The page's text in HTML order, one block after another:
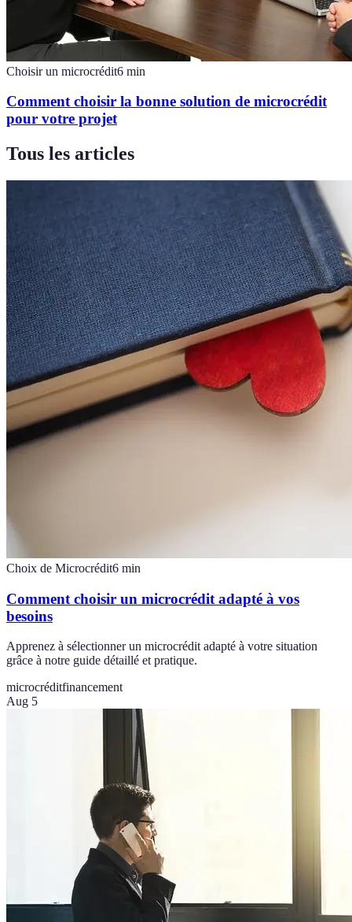
Choisir un microcrédit6 min
Comment choisir la bonne solution de microcrédit
pour votre projet
Tous les articles
Choix de Microcrédit6 min
Comment choisir un microcrédit adapté à vos
besoins
Apprenez à sélectionner un microcrédit adapté à votre situation
grâce à notre guide détaillé et pratique.
microcréditfinancement
Aug 5